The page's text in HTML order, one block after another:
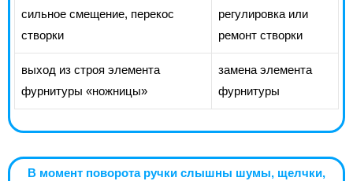
сильное смещение, перекос
створки
регулировка или
ремонт створки
выход из строя элемента
фурнитуры «ножницы»
замена элемента
фурнитуры
В момент поворота ручки слышны шумы, щелчки,